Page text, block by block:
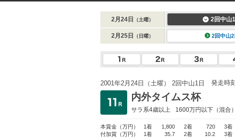
2月24日 （土曜） 2回中山
2月25日 （日曜） 2回中山2
2001年2月24日（土曜） 2回中山1日 発走時
内外タイムス杯
サラ系4歳以上 1600万円以下 （混合
本賞金 （万円） 1着 1,800 2着 720 3着
付加賞 （万円） 1着 35.7 2着 10.2 3着